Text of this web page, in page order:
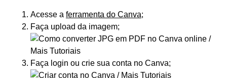
Acesse a ferramenta do Canva;
Faça upload da imagem;
Faça login ou crie sua conta no Canva;